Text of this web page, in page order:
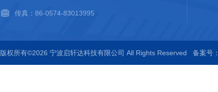
传真：86-0574-83013995
版权所有©2026 宁波启轩达科技有限公司 All Rights Reserved 备案号